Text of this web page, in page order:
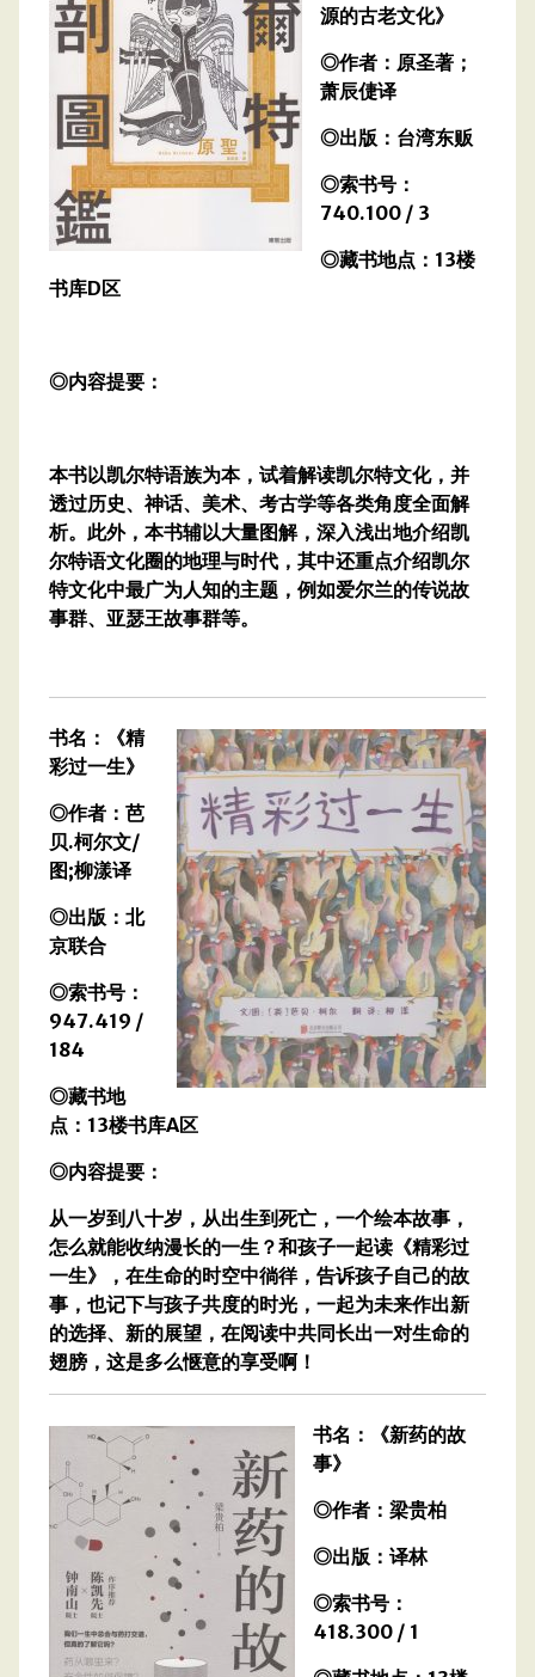
源的古老文化》
◎作者：原圣著；
萧辰倢译
◎出版：台湾东贩
◎索书号：
740.100 / 3
◎藏书地点：13楼
书库D区
◎内容提要：
本书以凯尔特语族为本，试着解读凯尔特文化，并
透过历史、神话、美术、考古学等各类角度全面解
析。此外，本书辅以大量图解，深入浅出地介绍凯
尔特语文化圈的地理与时代，其中还重点介绍凯尔
特文化中最广为人知的主题，例如爱尔兰的传说故
事群、亚瑟王故事群等。
书名：《精
彩过一生》
◎作者：芭
贝.柯尔文/
图;柳漾译
◎出版：北
京联合
◎索书号：
947.419 /
184
◎藏书地
点：13楼书库A区
◎内容提要：
从一岁到八十岁，从出生到死亡，一个绘本故事，
怎么就能收纳漫长的一生？和孩子一起读《精彩过
一生》，在生命的时空中徜徉，告诉孩子自己的故
事，也记下与孩子共度的时光，一起为未来作出新
的选择、新的展望，在阅读中共同长出一对生命的
翅膀，这是多么惬意的享受啊！
书名：《新药的故
事》
◎作者：梁贵柏
◎出版：译林
◎索书号：
418.300 / 1